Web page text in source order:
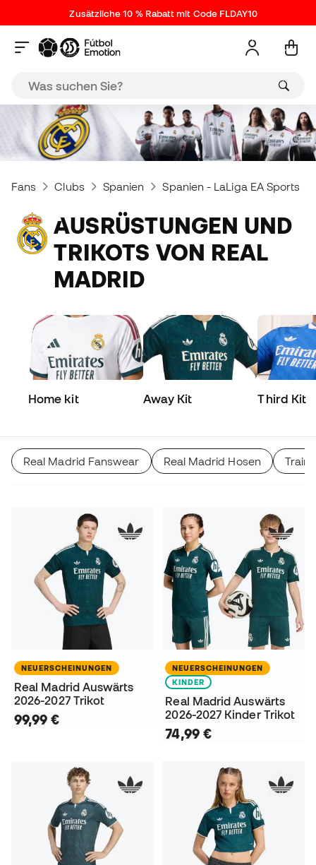
Zusätzliche 10 % Rabatt mit Code FLDAY10
Fans Clubs Spanien Spanien - LaLiga EA Sports
AUSRÜSTUNGEN UND
TRIKOTS VON REAL
MADRID
Home kit Away Kit Third Kit
Real Madrid Fanswear Real Madrid Hosen
NEUERSCHEINUNGEN
Real Madrid Auswärts
2026-2027 Trikot
99,99 €
NEUERSCHEINUNGEN
KINDER
Real Madrid Auswärts
2026-2027 Kinder Trikot
74,99 €